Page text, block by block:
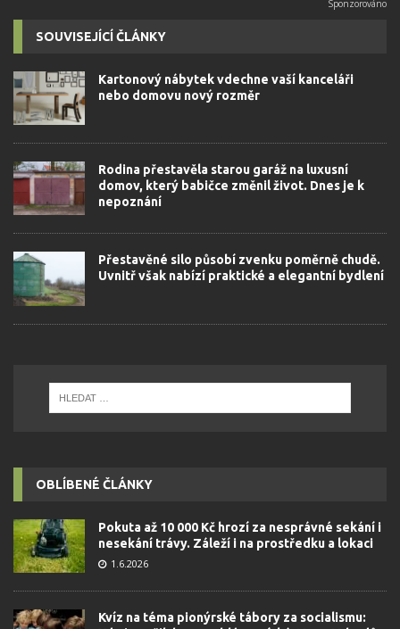
SOUVISEJÍCÍ ČLÁNKY
Kartonový nábytek vdechne vaší kanceláři
nebo domovu nový rozměr
Rodina přestavěla starou garáž na luxusní
domov, který babičce změnil život. Dnes je k
nepoznání
Přestavěné silo působí zvenku poměrně chudě.
Uvnitř však nabízí praktické a elegantní bydlení
OBLÍBENÉ ČLÁNKY
Pokuta až 10 000 Kč hrozí za nesprávné sekání i
nesekání trávy. Záleží i na prostředku a lokaci
1.6.2026
Kvíz na téma pionýrské tábory za socialismu: